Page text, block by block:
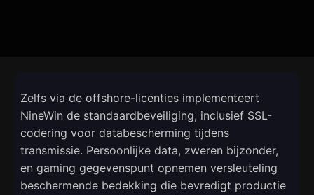
Zelfs via de offshore-licenties implementeert
NineWin de standaardbeveiliging, inclusief SSL-
codering voor databescherming tijdens
transmissie. Persoonlijke data, zweren bijzonder,
en gaming gegevenspunt opnemen versleuteling
beschermende bedekking die bevredigt productie